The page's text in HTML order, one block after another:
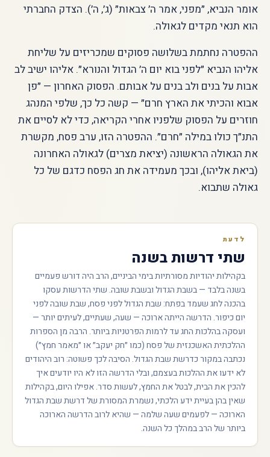
אומר הנביא, ״מפני, אמר ה׳ צבאות״ (ג׳, ה׳). הצדק החברתי
הוא תנאי מקדים לגאולה.
ההפטרה נחתמת בשלושה פסוקים שמכריזים על שליחת
אליהו הנביא ״לפני בוא יום ה׳ הגדול והנורא״. אליהו ישיב לב
אבות על בנים ולב בנים על אבותם. הפסוק האחרון — ״פן
אבוא והכיתי את הארץ חרם״ — קשה כל כך, שלפי המנהג
חוזרים על הפסוק שלפניו אחרי הקריאה, כדי לא לסיים את
התנ״ך כולו במילה ״חרם״. ההפטרה הזו, ערב פסח, מקשרת
את הגאולה הראשונה (יציאת מצרים) לגאולה האחרונה
(ביאת אליהו), ובכך מעמידה את חג הפסח כדגם של כל
גאולה שתבוא.
לדעת
שתי דרשות בשנה
בקהילות יהודיות מסורתיות בימי הביניים, הרב היה דורש פעמיים
בשנה בלבד — בשבת הגדול ובשבת שובה. שתי הדרשות עסקו
בהכנה לחג שעמד בפתח: שבת הגדול לפני פסח, שבת שובה לפני
יום כיפור. הדרשה הייתה ארוכה — שעה, שעתיים, לעיתים יותר —
ועסקה בהלכות החג עד לרמות הפרטניות ביותר. הרבה מן הספרות
ההלכתית האשכנזית של פסח (כמו ״חק יעקב״ או ״מאמר חמץ״)
נכתבה במקור כדרשת שבת הגדול. הסיבה לכך פשוטה: רוב היהודים
לא ידעו את ההלכות בעצמם, ובלי הדרשה הזו לא היו יודעים איך
להכין את הבית, לבטל את החמץ, לעשות סדר. אפילו היום, בקהילות
שאין בהן בעיית ידע הלכתי, נשמרת המסורת של דרשת שבת הגדול
הארוכה — לפעמים שעה שלמה — שהיא לרוב הדרשה הארוכה
ביותר של הרב במהלך כל השנה.